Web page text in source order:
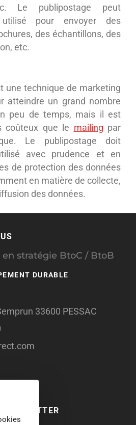
Le publipostage peut
pour envoyer des
des échantillons, des
etc.
une technique de marketing
atteindre un grand nombre
peu de temps, mais il est
coûteux que le mailing par
Le publipostage doit
avec prudence et en
de protection des données
en matière de collecte,
des données.
stratégie BtoC / BtoB
DURABLE
33600 PESSAC